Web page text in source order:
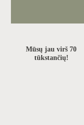
Mūsų jau virš 70
tūkstančių!